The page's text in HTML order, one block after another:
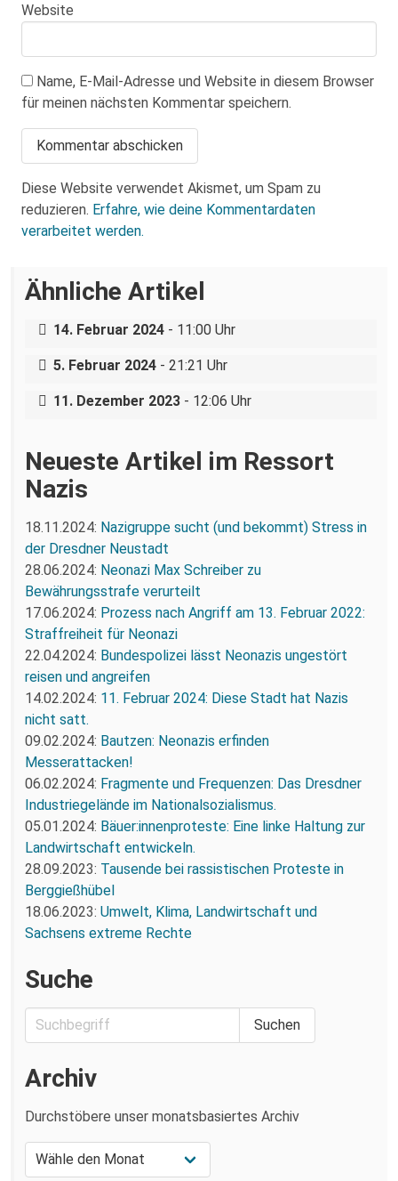
Website
Name, E-Mail-Adresse und Website in diesem Browser
für meinen nächsten Kommentar speichern.
Diese Website verwendet Akismet, um Spam zu
reduzieren. Erfahre, wie deine Kommentardaten
verarbeitet werden.
Ähnliche Artikel
11. Februar 2024: Diese Stadt hat Nazis
14. Februar 2024 - 11:00 Uhr
Gedenken an die Opfer des
Nationalsozialismus – der 27. Januar in
5. Februar 2024 - 21:21 Uhr
Berufung zurück gewiesen – Querdenker
11. Dezember 2023 - 12:06 Uhr
Neueste Artikel im Ressort
Nazis
18.11.2024: Nazigruppe sucht (und bekommt) Stress in
der Dresdner Neustadt
28.06.2024: Neonazi Max Schreiber zu
Bewährungsstrafe verurteilt
17.06.2024: Prozess nach Angriff am 13. Februar 2022:
Straffreiheit für Neonazi
22.04.2024: Bundespolizei lässt Neonazis ungestört
reisen und angreifen
14.02.2024: 11. Februar 2024: Diese Stadt hat Nazis
nicht satt.
09.02.2024: Bautzen: Neonazis erfinden
Messerattacken!
06.02.2024: Fragmente und Frequenzen: Das Dresdner
Industriegelände im Nationalsozialismus.
05.01.2024: Bäuer:innenproteste: Eine linke Haltung zur
Landwirtschaft entwickeln.
28.09.2023: Tausende bei rassistischen Proteste in
Berggießhübel
18.06.2023: Umwelt, Klima, Landwirtschaft und
Sachsens extreme Rechte
Suche
Archiv
Durchstöbere unser monatsbasiertes Archiv